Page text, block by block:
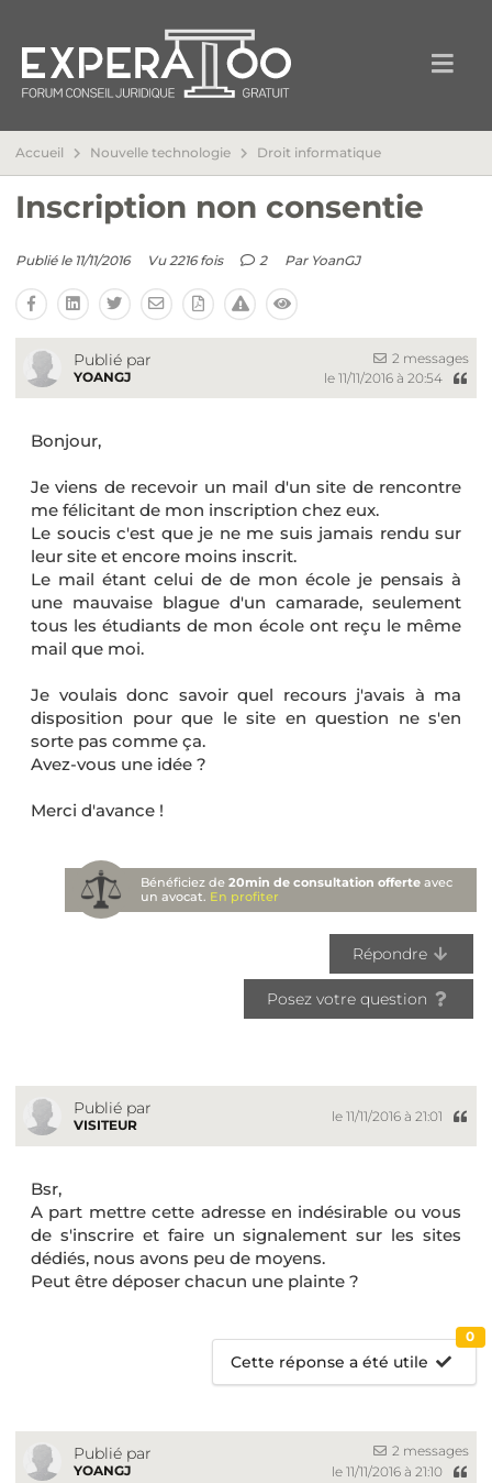
Accueil Nouvelle technologie Droit informatique
Inscription non consentie
Publié le 11/11/2016 Vu 2216 fois 2 Par YoanGJ
Publié par
YOANGJ
2 messages
le 11/11/2016 à 20:54
Bonjour,
Je viens de recevoir un mail d'un site de rencontre
me félicitant de mon inscription chez eux.
Le soucis c'est que je ne me suis jamais rendu sur
leur site et encore moins inscrit.
Le mail étant celui de de mon école je pensais à
une mauvaise blague d'un camarade, seulement
tous les étudiants de mon école ont reçu le même
mail que moi.
Je voulais donc savoir quel recours j'avais à ma
disposition pour que le site en question ne s'en
sorte pas comme ça.
Avez-vous une idée ?
Merci d'avance !
Bénéficiez de20min de consultation offerte avec
un avocat. En profiter
Répondre
Posez votre question
Publié par
VISITEUR
le 11/11/2016 à 21:01
Bsr,
A part mettre cette adresse en indésirable ou vous
de s'inscrire et faire un signalement sur les sites
dédiés, nous avons peu de moyens.
Peut être déposer chacun une plainte ?
Cette réponse a été utile
0
Publié par
YOANGJ
2 messages
le 11/11/2016 à 21:10